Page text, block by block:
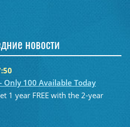
новости
Only 100 Available Today
1 year FREE with the 2-year